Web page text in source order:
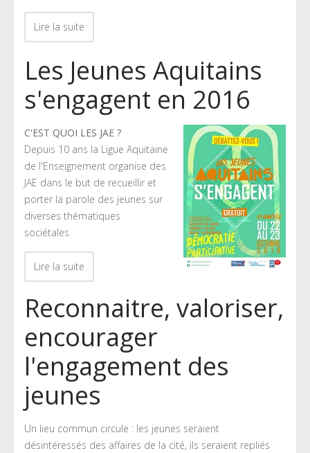
Lire la suite
Les Jeunes Aquitains
s'engagent en 2016
C'EST QUOI LES JAE ?
Depuis 10 ans la Ligue Aquitaine
de l'Enseignement organise des
JAE dans le but de recueillir et
porter la parole des jeunes sur
diverses thématiques
sociétales.
Lire la suite
Reconnaitre, valoriser,
encourager
l'engagement des
jeunes
Un lieu commun circule : les jeunes seraient
désintéressés des affaires de la cité, ils seraient repliés